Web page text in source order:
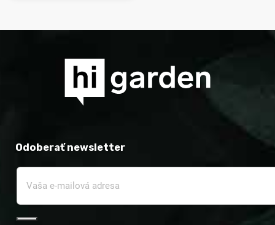
Odoberať newsletter